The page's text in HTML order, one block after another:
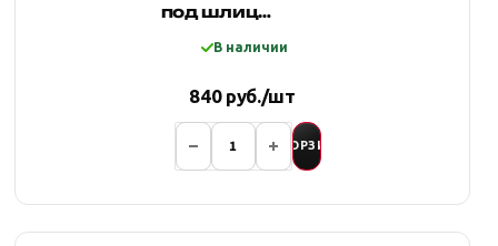
под шлиц
В наличии
840 руб./шт
В КОРЗИНУ